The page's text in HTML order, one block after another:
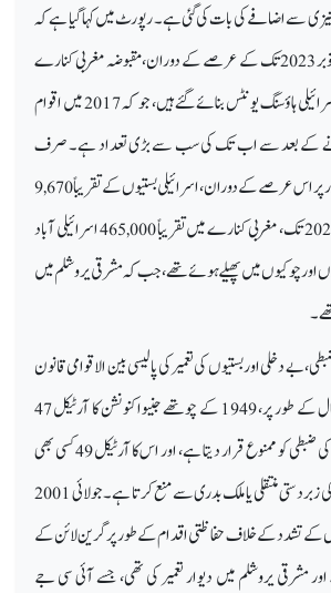
تیزی سے اضافے کی بات کی گئی ہے۔ رپورٹ میں کہا گیا ہے کہ
یکم نومبر 2022 سے 31 اکتوبر 2023 تک کے عرصے کے دوران، مقبوضہ مغربی کنارے
میں تقریباً 24,300 نئے اسرائیلی ہاؤسنگ یونٹس بنائے گئے ہیں، جو کہ 2017 میں اقوام
کے بعد سے اب تک کی سب سے بڑی تعداد ہے۔ صرف
مشرقی یروشلم میں، مبینہ طور پر اس عرصے کے دوران، اسرائیلی بستیوں کے تقریباً 9,670
یونٹ تعمیر کیے گئے ہیں۔ 2023 تک، مغربی کنارے میں تقریباً 465,000 اسرائیلی آباد
جو تقریباً 300 بستیوں اور چوکیوں میں پھیلے ہوئے تھے، جب کہ مشرقی یروشلم میں
بے دخلی اور بستیوں کی تعمیر کی پالیسی بین الاقوامی قانون
کے مطابق ممنوع ہے۔ مثال کے طور پر، 1949 کے چوتھے جنیوا کنونشن کا آرٹیکل 47
واضح طور پر مقبوضہ علاقے کی ضبطی کو ممنوع قرار دیتا ہے، اور اس کا آرٹیکل 49 کسی بھی
مقبوضہ علاقے سے مکینوں کی زبردستی منتقلی یا ملک بدری سے منع کرتا ہے۔ جولائی 2001
کے تشدد کے خلاف حفاظتی اقدام کے طور پر گرین لائن کے
مشرقی یروشلم میں دیوار تعمیر کی تھی، جسے آئی سی جے